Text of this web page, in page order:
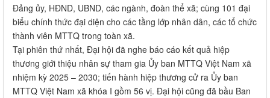
Đảng ủy, HĐND, UBND, các ngành, đoàn thể xã; cùng 101 đại
biểu chính thức đại diện cho các tầng lớp nhân dân, các tổ chức
thành viên MTTQ trong toàn xã.
Tại phiên thứ nhất, Đại hội đã nghe báo cáo kết quả hiệp
thương giới thiệu nhân sự tham gia Ủy ban MTTQ Việt Nam xã
nhiệm kỳ 2025 – 2030; tiến hành hiệp thương cử ra Ủy ban
MTTQ Việt Nam xã khóa I gồm 56 vị. Đại hội cũng đã bầu Ban